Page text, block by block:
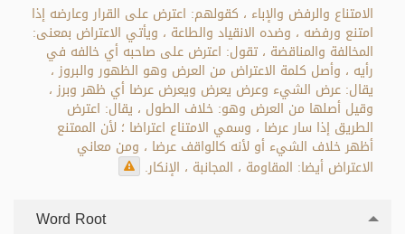
الامتناع والرفض والإباء ، كقولهم: اعترض على القرار وعارضه إذا
امتنع ورفضه ، وضده الانقياد والطاعة ، ويأتي الاعتراض بمعنى:
المخالفة والمناقضة ، تقول: اعترض على صاحبه أي خالفه في
رأيه ، وأصل كلمة الاعتراض من العرض وهو الظهور والبروز ،
يقال: عرض الشيء وعرض يعرض ويعرض عرضا أي ظهر وبرز ،
وقيل أصلها من العرض وهو: خلاف الطول ، يقال: اعترض
الطريق إذا سار عرضا ، وسمي الامتناع اعتراضا ؛ لأن الممتنع
أظهر خلاف الشيء أو لأنه كالواقف عرضا ، ومن معاني
الاعتراض أيضا: المقاومة ، المجانبة ، الإنكار.
Word Root